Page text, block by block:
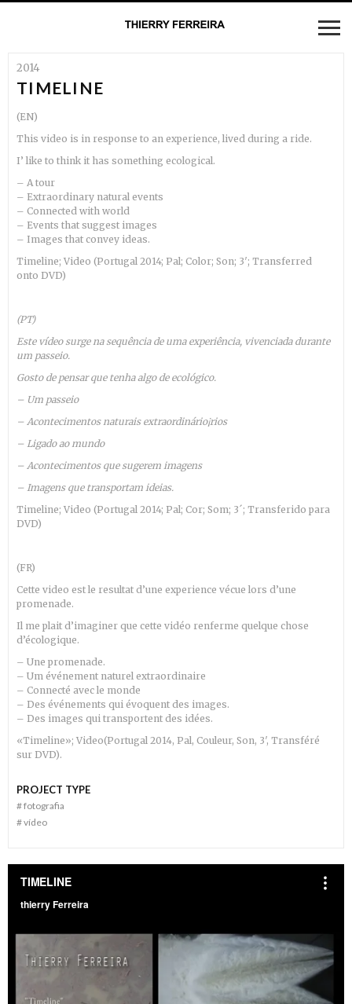
2014
TIMELINE
(EN)
This video is in response to an experience, lived during a ride.
I’ like to think it has something ecological.
– A tour
– Extraordinary natural events
– Connected with world
– Events that suggest images
– Images that convey ideas.
Timeline; Video (Portugal 2014; Pal; Color; Son; 3′; Transferred
onto DVD)
(PT)
Este vídeo surge na sequência de uma experiência, vivenciada durante
um passeio.
Gosto de pensar que tenha algo de ecológico.
– Um passeio
– Acontecimentos naturais extraordinário¡rios
– Ligado ao mundo
– Acontecimentos que sugerem imagens
– Imagens que transportam ideias.
Timeline; Video (Portugal 2014; Pal; Cor; Som; 3´; Transferido para
DVD)
(FR)
Cette video est le resultat d’une experience vécue lors d’une
promenade.
Il me plait d’imaginer que cette vidéo renferme quelque chose
d’écologique.
– Une promenade.
– Um événement naturel extraordinaire
– Connecté avec le monde
– Des événements qui évoquent des images.
– Des images qui transportent des idées.
«Timeline»; Video(Portugal 2014, Pal, Couleur, Son, 3′, Transféré
sur DVD).
PROJECT TYPE
#fotografia
#ví­deo